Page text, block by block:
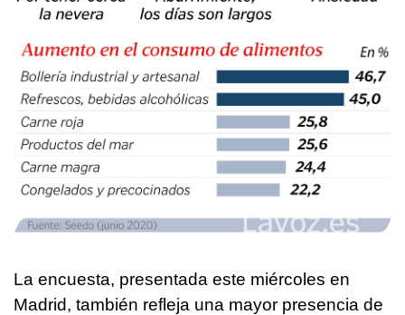
La encuesta, presentada este miércoles en
Madrid, también refleja una mayor presencia de